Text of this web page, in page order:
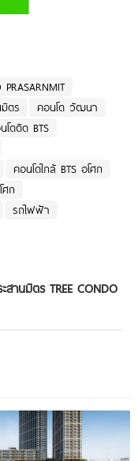
PRASARNMIT
ตร
คอนโด วัฒนา
โดติด BTS
คอนโดใกล้ BTS อโศก
ศก
รถไฟฟ้า
สานมิตร TREE CONDO